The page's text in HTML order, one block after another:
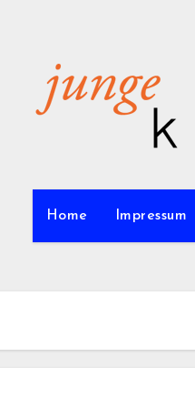
Home Impressum